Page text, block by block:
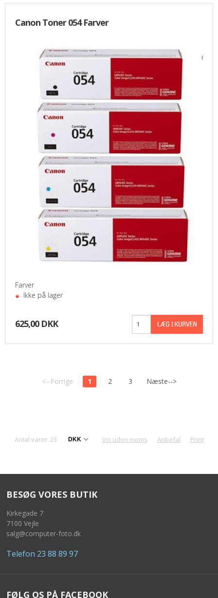
Canon Toner 054 Farver
Farver
Ikke på lager
625,00 DKK
<--Forrige 1 2 3 Næste-->
Antal varer: 23 Vis uden moms Anbefal Print
BESØG VORES BUTIK
Kirkegade 7
7100 Vejle
salg@computer-foto.dk
Telefon 23 88 89 97
FØLG OS PÅ FACEBOOK